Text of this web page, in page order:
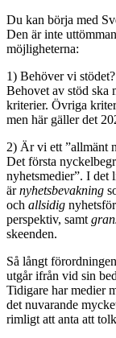
Du kan börja med
Den är inte
möjligheterna:
1) Behöver vi stödet?
Behovet av stöd ska
kriterier. Övriga
men här gäller det
2) Är vi ett ”allmänt
Det första
nyhetsmedier”. I det
ärnyhetsbevakning
och allsidig
perspektiv, samt
skeenden.
Så långt
utgår ifrån vid sin
Tidigare har medier
det nuvarande
rimligt att anta att